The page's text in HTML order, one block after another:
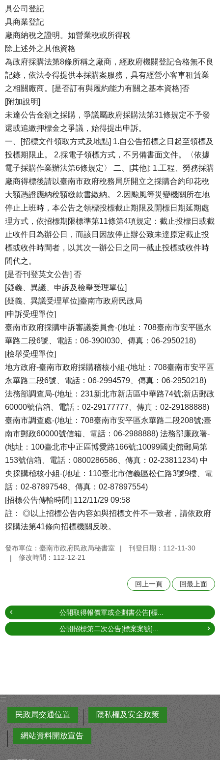
具公司登記
具商業登記
廠商納稅之證明。如營業稅或所得稅
除上述外之其他資格
為政府採購法第8條所稱之廠商，經政府機關登記合格無不良
記錄，依法令得提供本採購案服務，具有經營小客車租賃業
之相關廠商。[是否訂有與履約能力有關之基本資格]否
[附加說明]
未達公告金額之採購，爭議屬政府採購法第31條規定不予發
還或追繳押標金之爭議，始得提出申訴。
一、[招標文件領取方式及地點] 1.自公告招標之日起至領標及
投標期限止。 2.採電子領標方式，不另備書面文件。〈依據
電子採購作業辦法第6條規定〉 二、[其他]: 1.工程、勞務採購
廠商得標後請以臺南市政府稅務局所開立之採購合約印花稅
大額憑證應納稅額繳款書繳納。 2.因颱風等災變機關所在地
停止上班時，本公告之領標投標截止期限及開標日期延期處
理方式，依招標期限標準第11條第4項規定：截止投標日或截
止收件日為辦公日，而該日因故停止辦公致未達原定截止投
標或收件時間者，以其次一辦公日之同一截止投標或收件時
間代之。
[是否刊登英文公告] 否
[疑義、異議、申訴及檢舉受理單位]
[疑義、異議受理單位]臺南市政府民政局
[申訴受理單位]
臺南市政府採購申訴審議委員會-(地址：708臺南市安平區永
華路二段6號、電話：06-390l030、傳真：06-2950218)
[檢舉受理單位]
地方政府-臺南市政府採購稽核小組-(地址：708臺南市安平區
永華路二段6號、電話：06-2994579、傳真：06-2950218)
法務部調查局-(地址：231新北市新店區中華路74號;新店郵政
60000號信箱、電話：02-29177777、傳真：02-29188888)
臺南市調查處-(地址：708臺南市安平區永華路二段208號;臺
南市郵政60000號信箱、電話：06-2988888) 法務部廉政署-
(地址：100臺北市中正區博愛路166號;10099國史館郵局第
153號信箱、電話：0800286586、傳真：02-23811234) 中
央採購稽核小組-(地址：110臺北市信義區松仁路3號9樓、電
話：02-87897548、傳真：02-87897554)
[招標公告傳輸時間] 112/11/29 09:58
註： ◎以上招標公告內容如與招標文件不一致者，請依政府
採購法第41條向招標機關反映。
發布單位：臺南市政府民政局秘書室
刊登日期：112-11-30
修改時間：112-12-21
回上一頁 回最上面
公開取得報價單或企劃書公告[標...
公開招標第二次公告[標案案號]...
:::
民政局交通位置
隱私權及安全政策
網站資料開放宣告